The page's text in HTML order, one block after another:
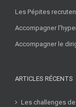
Les Pépites
Accompagner
Accompagner le
ARTICLES RÉCENTS
Les challenges